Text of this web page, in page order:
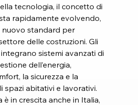
tecnologia, il concetto di
rapidamente evolvendo,
standard per
delle costruzioni. Gli
sistemi avanzati di
dell’energia,
la sicurezza e la
spazi abitativi e lavorativi.
è in crescita anche in Italia,